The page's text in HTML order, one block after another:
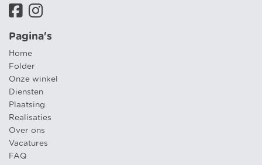
Pagina's
Home
Folder
Onze winkel
Diensten
Plaatsing
Realisaties
Over ons
Vacatures
FAQ